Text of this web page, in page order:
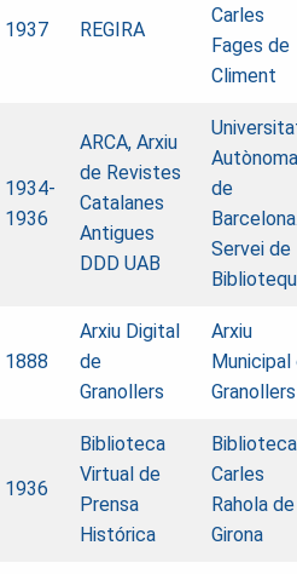
1937 REGIRA
Carles
Fages de
Climent
1934-
1936
ARCA, Arxiu
de Revistes
Catalanes
Antigues
DDD UAB
Autònoma
de
Servei de
1888
Arxiu Digital
de
Granollers
Arxiu
Municipal
Granollers
1936
Biblioteca
Virtual de
Prensa
Histórica
Biblioteca
Carles
Rahola de
Girona